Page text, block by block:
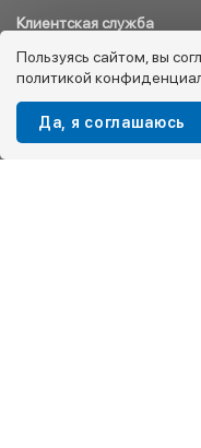
Клиентская служба
8 800 333 08 45
info@kotofey.ru
Магазины в Москва (50)
Пользуясь сайтом, вы
политикой
Да, я соглашаюсь